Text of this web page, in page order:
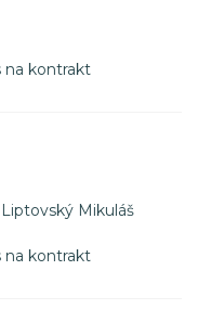
na kontrakt
Mikuláš
na kontrakt